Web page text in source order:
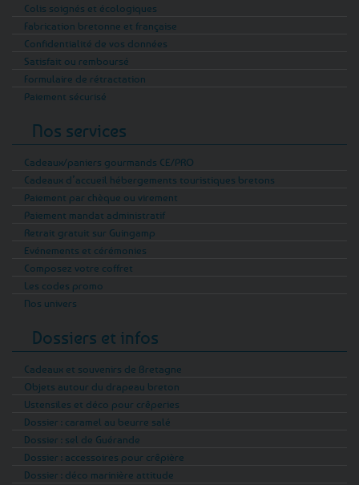
Colis soignés et écologiques
Fabrication bretonne et française
Confidentialité de vos données
Satisfait ou remboursé
Formulaire de rétractation
Paiement sécurisé
Nos services
Cadeaux/paniers gourmands CE/PRO
Cadeaux d’accueil hébergements touristiques bretons
Paiement par chèque ou virement
Paiement mandat administratif
Retrait gratuit sur Guingamp
Evénements et cérémonies
Composez votre coffret
Les codes promo
Nos univers
Dossiers et infos
Cadeaux et souvenirs de Bretagne
Objets autour du drapeau breton
Ustensiles et déco pour crêperies
Dossier : caramel au beurre salé
Dossier : sel de Guérande
Dossier : accessoires pour crêpière
Dossier : déco marinière attitude